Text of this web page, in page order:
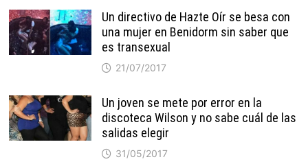
Un directivo de Hazte Oír se besa con
una mujer en Benidorm sin saber que
es transexual
21/07/2017
Un joven se mete por error en la
discoteca Wilson y no sabe cuál de las
salidas elegir
31/05/2017